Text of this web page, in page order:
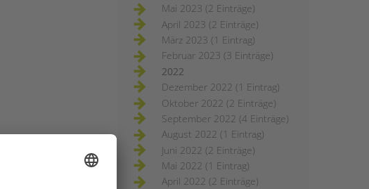
Mai 2023 (2 Einträge)
April 2023 (2 Einträge)
März 2023 (1 Eintrag)
Februar 2023 (3 Einträge)
2022
Dezember 2022 (1 Eintrag)
Oktober 2022 (2 Einträge)
September 2022 (4 Einträge)
August 2022 (1 Eintrag)
Juni 2022 (2 Einträge)
Mai 2022 (1 Eintrag)
April 2022 (2 Einträge)